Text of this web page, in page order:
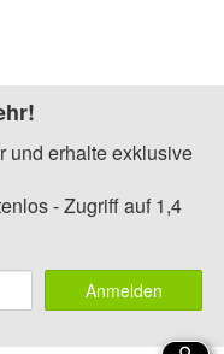
und erhalte exklusive
- Zugriff auf 1,4
Anmelden